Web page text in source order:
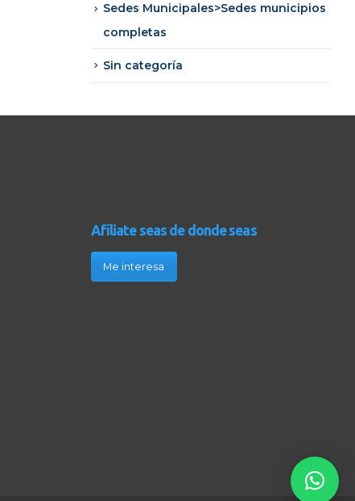
Sedes Municipales>Sedes municipios
completas
Sin categoría
Afíliate seas de donde seas
Me interesa